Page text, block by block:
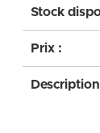
Stock
Prix :